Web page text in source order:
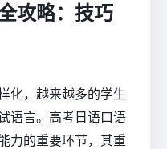
攻略：技巧
化，越来越多的学生
语言。高考日语口语
力的重要环节，其重